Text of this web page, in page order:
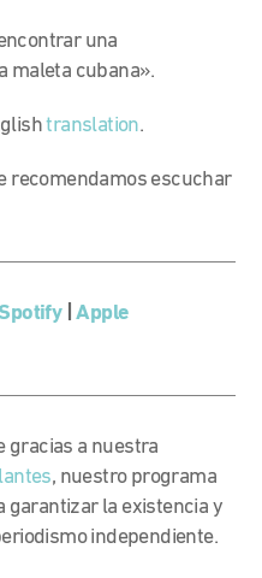
una
maleta cubana».
translation.
recomendamos escuchar
|Apple
gracias a nuestra
, nuestro programa
garantizar la existencia y
independiente.